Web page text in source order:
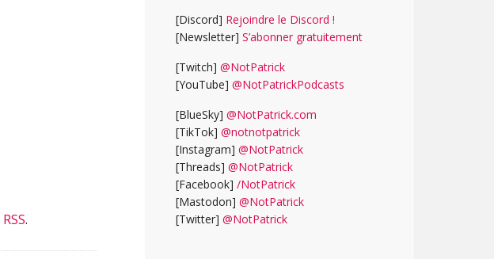
RSS.
[Discord] Rejoindre le Discord !
[Newsletter] S’abonner gratuitement
[Twitch] @NotPatrick
[YouTube] @NotPatrickPodcasts
[BlueSky] @NotPatrick.com
[TikTok] @notnotpatrick
[Instagram] @NotPatrick
[Threads] @NotPatrick
[Facebook] /NotPatrick
[Mastodon] @NotPatrick
[Twitter] @NotPatrick